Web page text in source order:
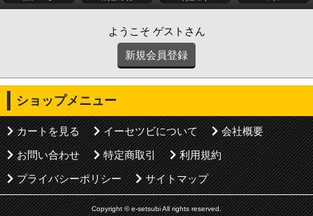
ようこそ ゲストさん
新規会員登録
ショップメニュー
カートを見る イーセツビについて
会社概要
お問い合わせ
特定商取引
利用規約
プライバシーポリシー
サイトマップ
Copyright © e-setsubi All rights reserved.